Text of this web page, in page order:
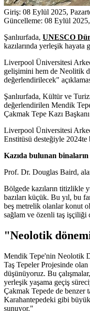
Giriş: 08 Eylül 2025,
Güncelleme: 08 Eylül 2025,
Şanlıurfada, UNESCO
kazılarında yerleşik hayata
Liverpool Üniversitesi
gelişimini hem de Neolitik
değerlendirilecek"
Şanlıurfada, Kültür ve
değerlendirilen Mendik
Çakmak Tepe Kazı
Liverpool Üniversitesi
Enstitüsü desteğiyle 2024te
Kazıda bulunan binaların
Prof. Dr. Douglas Baird,
Bölgede kazıların titizlikle
bazıları küçük. Bu yıl, bu
beş metrelik olanlar konut
sağlam ve özenli taş işçiliği
"Neolotik
Mendik Tepe'nin Neolotik
Taş Tepeler Projesinde
düşünüyoruz. Bu
yerleşik yaşama geçiş
Çakmak Tepede de benzer
Karahantepedeki gibi
sunuyor."